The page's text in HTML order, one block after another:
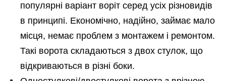
популярні варіант воріт серед усіх різновидів
в принципі. Економічно, надійно, займає мало
місця, немає проблем з монтажем і ремонтом.
Такі ворота складаються з двох стулок, що
відкриваються в різні боки.